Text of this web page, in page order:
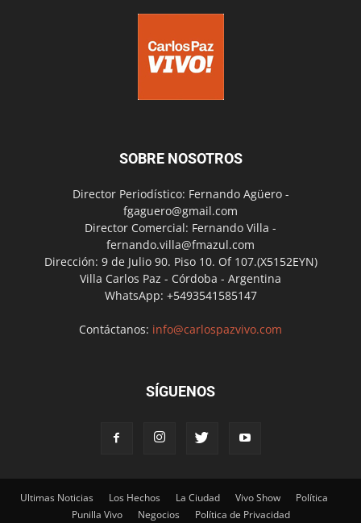
SOBRE NOSOTROS
Director Periodístico: Fernando Agüero -
fgaguero@gmail.com
Director Comercial: Fernando Villa -
fernando.villa@fmazul.com
Dirección: 9 de Julio 90. Piso 10. Of 107.(X5152EYN)
Villa Carlos Paz - Córdoba - Argentina
WhatsApp: +5493541585147
Contáctanos: info@carlospazvivo.com
SÍGUENOS
Ultimas Noticias Los Hechos La Ciudad Vivo Show
Política
Punilla Vivo
Negocios Política de Privacidad